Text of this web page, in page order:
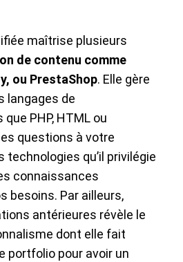
maîtrise plusieurs
de contenu comme
ou PrestaShop. Elle gère
langages de
PHP, HTML ou
questions à votre
qu’il privilégie
connaissances
besoins. Par ailleurs,
antérieures révèle le
dont elle fait
portfolio pour avoir un